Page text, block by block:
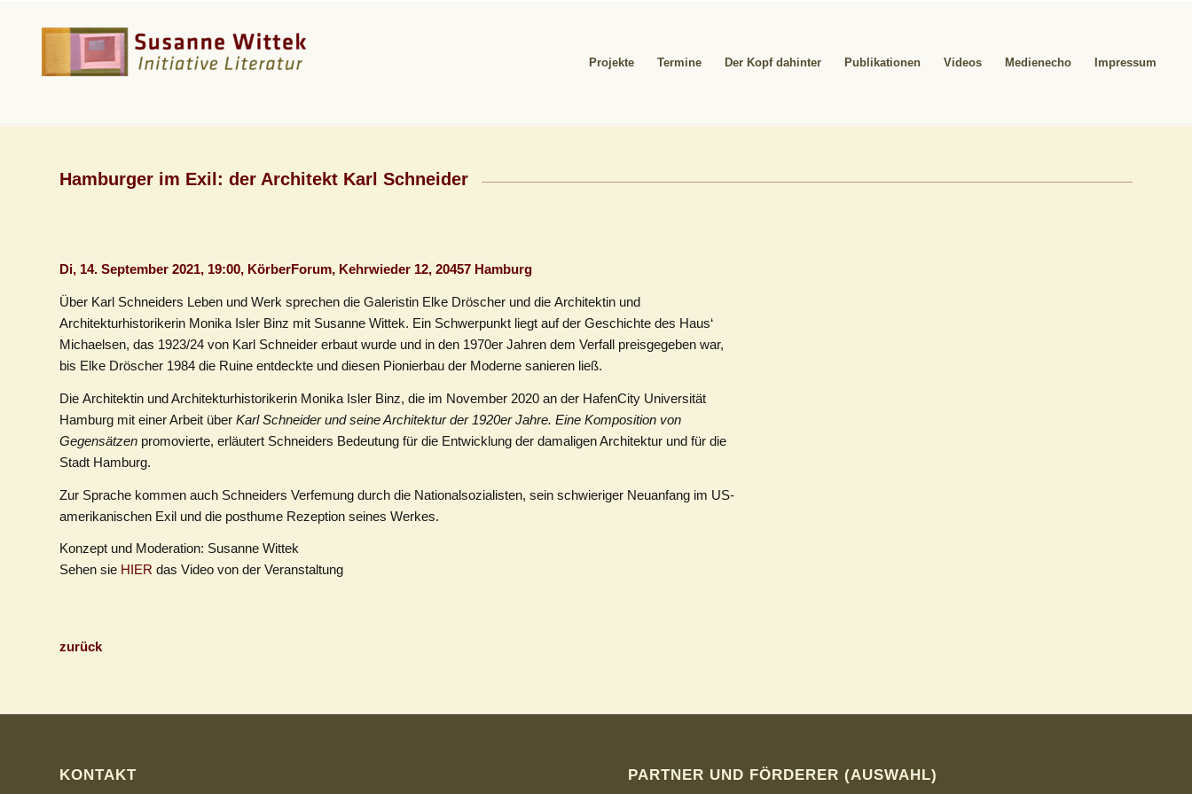
Projekte Termine Der Kopf dahinter Publikationen Videos Medienecho Impressum
Hamburger im Exil: der Architekt Karl Schneider
Di, 14. September 2021, 19:00, KörberForum, Kehrwieder 12, 20457 Hamburg
Über Karl Schneiders Leben und Werk sprechen die Galeristin Elke Dröscher und die Architektin und
Architekturhistorikerin Monika Isler Binz mit Susanne Wittek. Ein Schwerpunkt liegt auf der Geschichte des Haus‘
Michaelsen, das 1923/24 von Karl Schnei­der erbaut wurde und in den 1970er Jahren dem Verfall preisgegeben war,
bis Elke Dröscher 1984 die Ruine entdeckte und diesen Pionierbau der Moderne sanieren ließ.
Die Architektin und Architekturhistorikerin Monika Isler Binz, die im November 2020 an der HafenCity Universität
Hamburg mit einer Arbeit über Karl Schneider und seine Architektur der 1920er Jahre. Eine Komposition von
Gegensätzen promovierte, erläutert Schneiders Bedeutung für die Entwicklung der damaligen Architektur und für die
Stadt Hamburg.
Zur Sprache kommen auch Schneiders Verfemung durch die Nationalsozialisten, sein schwieriger Neuanfang im US-
amerikanischen Exil und die posthume Rezeption seines Werkes.
Konzept und Moderation: Susanne Wittek
Sehen sie HIER das Video von der Veranstaltung
zurück
KONTAKT PARTNER UND FÖRDERER (AUSWAHL)